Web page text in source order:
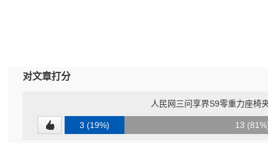
对文章打分
人民网三问享界S9零重力座椅
3 (19%) 13